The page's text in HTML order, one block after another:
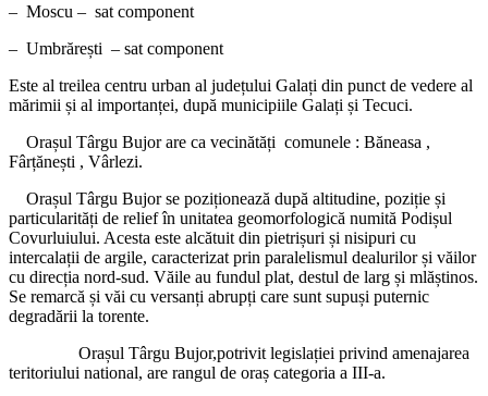
– Moscu – sat component
– Umbrărești – sat component
Este al treilea centru urban al județului Galați din punct de vedere al
mărimii și al importanței, după municipiile Galați și Tecuci.
Orașul Târgu Bujor are ca vecinătăți comunele : Băneasa ,
Fârțănești , Vârlezi.
Orașul Târgu Bujor se poziționează după altitudine, poziție și
particularități de relief în unitatea geomorfologică numită Podișul
Covurluiului. Acesta este alcătuit din pietrișuri și nisipuri cu
intercalații de argile, caracterizat prin paralelismul dealurilor și văilor
cu direcția nord-sud. Văile au fundul plat, destul de larg și mlăștinos.
Se remarcă și văi cu versanți abrupți care sunt supuși puternic
degradării la torente.
Orașul Târgu Bujor,potrivit legislației privind amenajarea
teritoriului national, are rangul de oraș categoria a III-a.